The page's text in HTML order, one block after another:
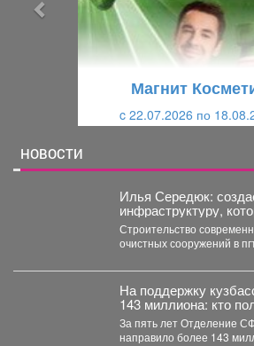
Магнит
c 22.07.2026 по
НОВОСТИ
Илья Середюк:
инфраструктуру,
повышает качество
Строительство
очистных сооружений в
готовность...
На поддержку
143 миллиона: кто
За пять лет Отделение
направило более 143